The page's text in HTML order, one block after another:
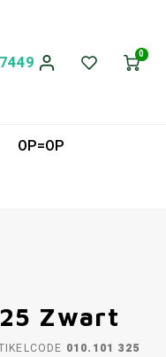
0
OP=OP
Zwart
010.101 325